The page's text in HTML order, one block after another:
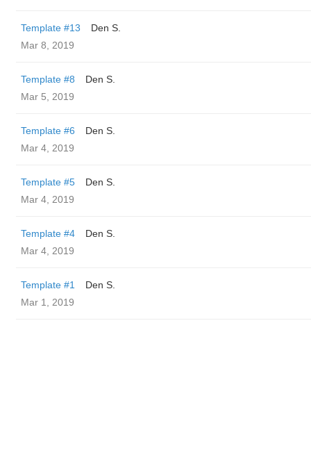
Template #13
Den S.
Mar 8, 2019
Template #8
Den S.
Mar 5, 2019
Template #6
Den S.
Mar 4, 2019
Template #5
Den S.
Mar 4, 2019
Template #4
Den S.
Mar 4, 2019
Template #1
Den S.
Mar 1, 2019